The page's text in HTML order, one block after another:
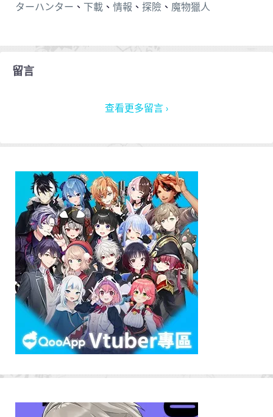
ターハンター 、 下載 、 情報 、 探險 、 魔物獵人
留言
查看更多留言 ›